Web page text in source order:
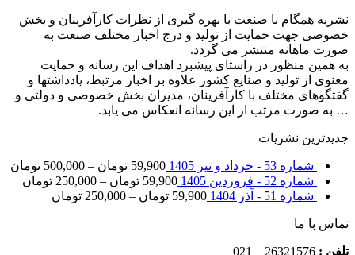
نشریه همگام با صنعت با بهره گیری از نظرات کارآفرینان و بخش
خصوصی جهت حمایت از تولید و درج اخبار مختلف صنعت به
صورت ماهانه منتشر می گردد.
به همین منظور در راستای پیشبرد اهداف این رسانه و حمایت
معنوی از تولید و صنایع کشور علاوه بر اخبار مرتبط، یادداشتها و
گفتگوهای مختلف با کارآفرینان، مدیران بخش خصوصی و دولتی و
… به صورت مرتب از این رسانه انعکاس می یابد.
جدیدترین نشریات
شماره 53 - خرداد و تیر 1405 59,900 تومان –
500,000 تومان
شماره 52 - فروردین 1405
59,900 تومان –
250,000 تومان
شماره 51 - آذر 1404
59,900 تومان –
250,000 تومان
تماس با ما
تلفن : 26321576 – 021